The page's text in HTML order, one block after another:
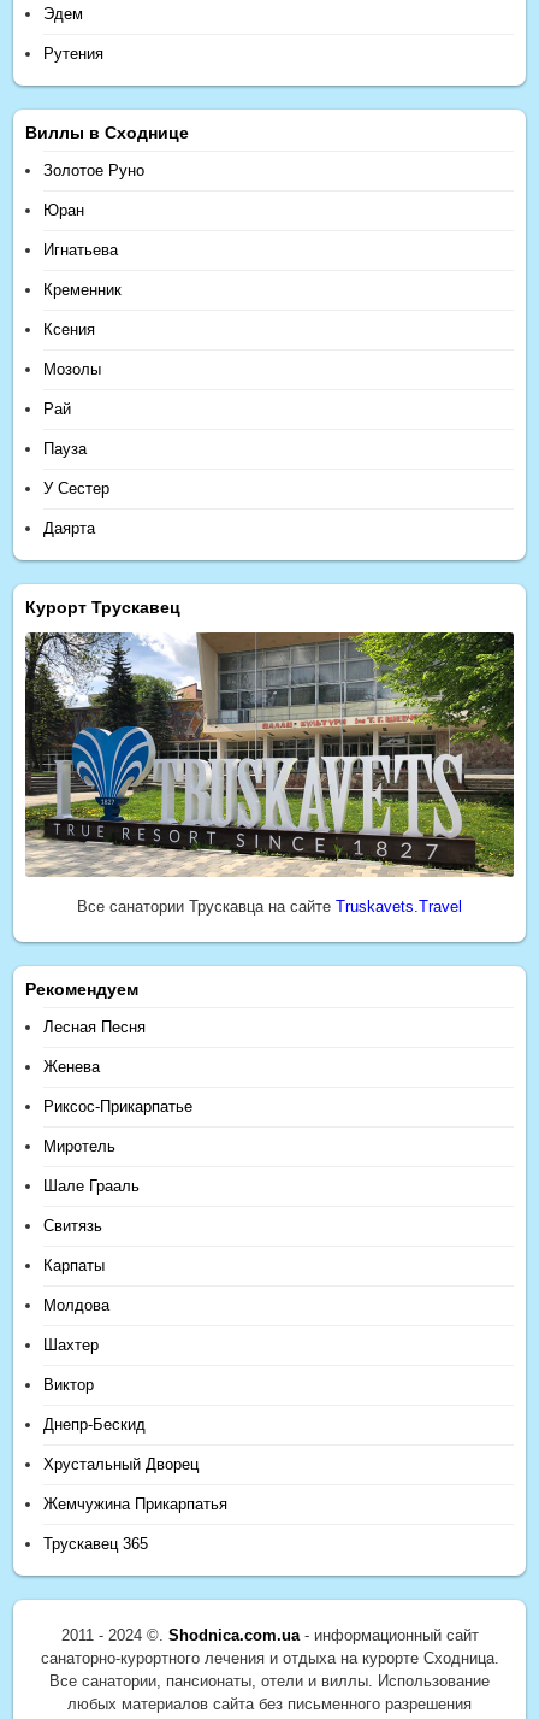
Эдем
Рутения
Виллы в Сходнице
Золотое Руно
Юран
Игнатьева
Кременник
Ксения
Мозолы
Рай
Пауза
У Сестер
Даярта
Курорт Трускавец
Все санатории Трускавца на сайте Truskavets.Travel
Рекомендуем
Лесная Песня
Женева
Риксос-Прикарпатье
Миротель
Шале Грааль
Свитязь
Карпаты
Молдова
Шахтер
Виктор
Днепр-Бескид
Хрустальный Дворец
Жемчужина Прикарпатья
Трускавец 365
2011 - 2024 ©. Shodnica.com.ua- информационный сайт
санаторно-курортного лечения и отдыха на курорте Сходница.
Все санатории, пансионаты, отели и виллы. Использование
любых материалов сайта без письменного разрешения